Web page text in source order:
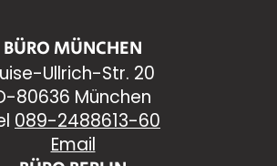
BÜRO MÜNCHEN
Ullrich-Str. 20
80636 München
089-2488613-60
Email